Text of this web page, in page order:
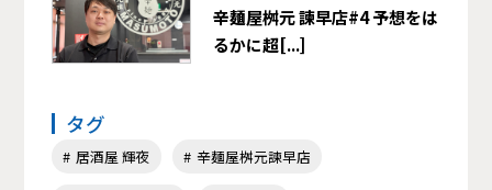
辛麺屋桝元 諫早店#4 予想をは
るかに超[...]
タグ
居酒屋 輝夜 辛麺屋桝元諫早店